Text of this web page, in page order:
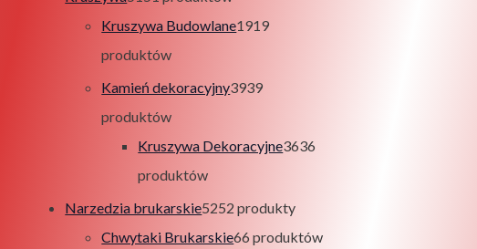
Kruszywa Budowlane1919
produktów
Kamień dekoracyjny3939
produktów
Kruszywa Dekoracyjne3636
produktów
Narzedzia brukarskie5252 produkty
Chwytaki Brukarskie66 produktów